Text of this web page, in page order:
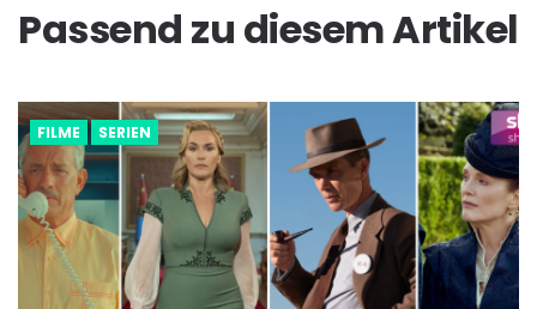
Passend zu diesem Artikel
FILME SERIEN